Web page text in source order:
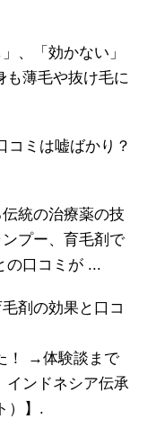
、「効かない」
も薄毛や抜け毛に
コミは嘘ばかり？
統の治療薬の技
プー、育毛剤で
の口コミが ...
剤の効果と口コ
！ →体験談まで
インドネシア伝承
）】.